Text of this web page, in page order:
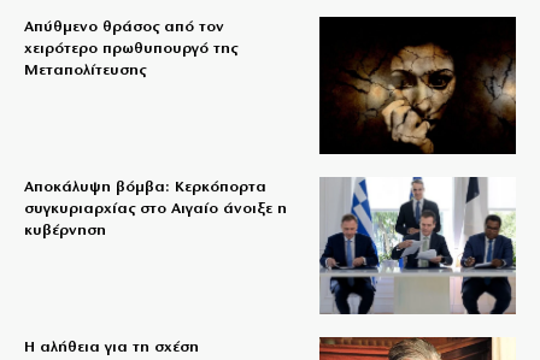
Απύθμενο θράσος από τον
χειρότερο πρωθυπουργό της
Μεταπολίτευσης
Αποκάλυψη βόμβα: Κερκόπορτα
συγκυριαρχίας στο Αιγαίο άνοιξε η
κυβέρνηση
Η αλήθεια για τη σχέση